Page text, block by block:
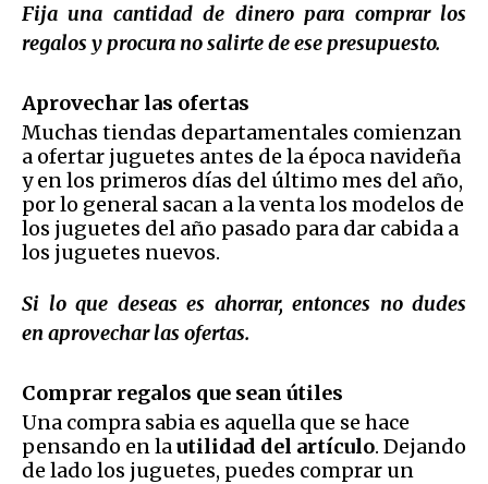
Fija una cantidad de dinero para comprar los
regalos y procura no salirte de ese presupuesto.
Aprovechar las ofertas
Muchas tiendas departamentales comienzan
a ofertar juguetes antes de la época navideña
y en los primeros días del último mes del año,
por lo general sacan a la venta los modelos de
los juguetes del año pasado para dar cabida a
los juguetes nuevos.
Si lo que deseas es ahorrar, entonces no dudes
en aprovechar las ofertas.
Comprar regalos que sean útiles
Una compra sabia es aquella que se hace
pensando en lautilidad del artículo. Dejando
de lado los juguetes, puedes comprar un